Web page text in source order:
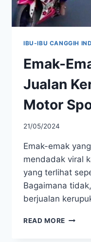
IBU-IBU CANGGIH
Emak-
Jualan
Motor
21/05/2024
Emak-emak
mendadak viral
yang terlihat
Bagaimana
berjualan
READ MORE EMAK-